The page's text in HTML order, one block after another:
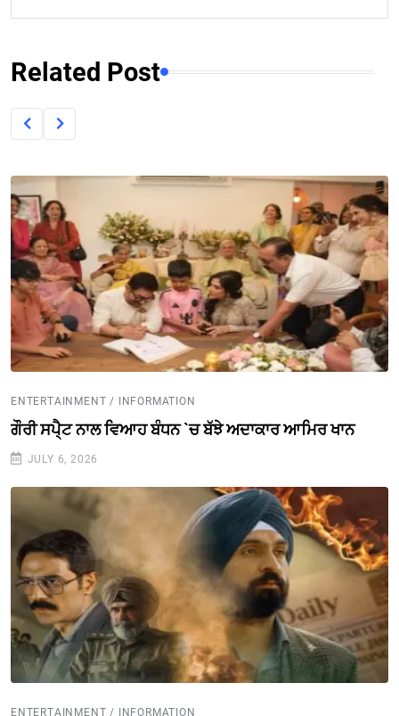
Related Post
ENTERTAINMENT / INFORMATION
ਗੌਰੀ ਸਪੈ੍ਟ ਨਾਲ ਵਿਆਹ ਬੰਧਨ `ਚ ਬੱਝੇ ਅਦਾਕਾਰ ਆਮਿਰ ਖਾਨ
JULY 6, 2026
ENTERTAINMENT / INFORMATION